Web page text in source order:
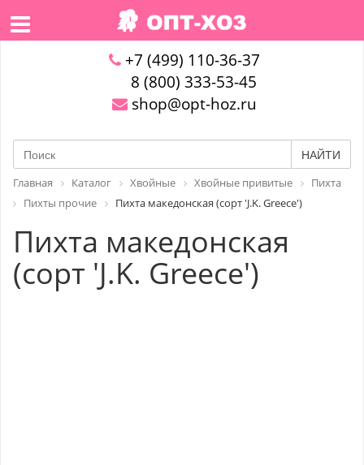
+7 (499) 110-36-37
8 (800) 333-53-45
shop@opt-hoz.ru
НАЙТИ
Главная Каталог Хвойные Хвойные привитые
Пихта
Пихты прочие
Пихта македонская (сорт 'J.K. Greece')
Пихта македонская
(сорт 'J.K. Greece')